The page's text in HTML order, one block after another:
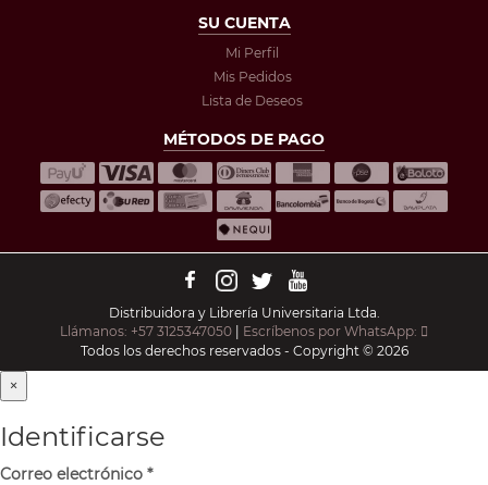
SU CUENTA
Mi Perfil
Mis Pedidos
Lista de Deseos
MÉTODOS DE PAGO
Distribuidora y Librería Universitaria Ltda.
Llámanos: +57 3125347050 | Escríbenos por WhatsApp:
Todos los derechos reservados - Copyright © 2026
×
Identificarse
Correo electrónico *